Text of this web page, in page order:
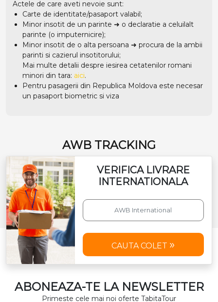
Actele de care aveti nevoie sunt:
Carte de identitate/pasaport valabil;
Minor insotit de un parinte ➜ o declaratie a celuilalt
parinte (o imputernicire);
Minor insotit de o alta persoana ➜ procura de la ambii
parinti si cazierul insotitorului;
Mai multe detalii despre iesirea cetatenilor romani
minori din tara: aici.
Pentru pasagerii din Republica Moldova este necesar
un pasaport biometric si viza
AWB TRACKING
VERIFICA LIVRARE
INTERNATIONALA
CAUTA COLET
ABONEAZA-TE LA NEWSLETTER
Primeste cele mai noi oferte TabitaTour